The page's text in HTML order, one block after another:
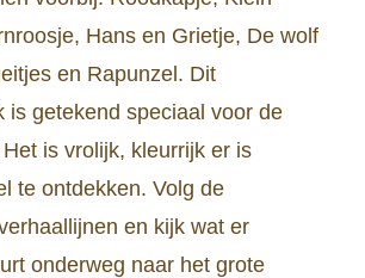
Hans en Grietje, De wolf
en Rapunzel. Dit
is getekend speciaal voor de
is vrolijk, kleurrijk er is
te ontdekken. Volg de
en kijk wat er
onderweg naar het grote